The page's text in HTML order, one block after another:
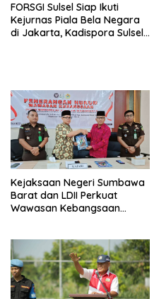
FORSGI Sulsel Siap Ikuti
Kejurnas Piala Bela Negara
di Jakarta, Kadispora Sulsel
Kejaksaan Negeri Sumbawa
Barat dan LDII Perkuat
Wawasan Kebangsaan